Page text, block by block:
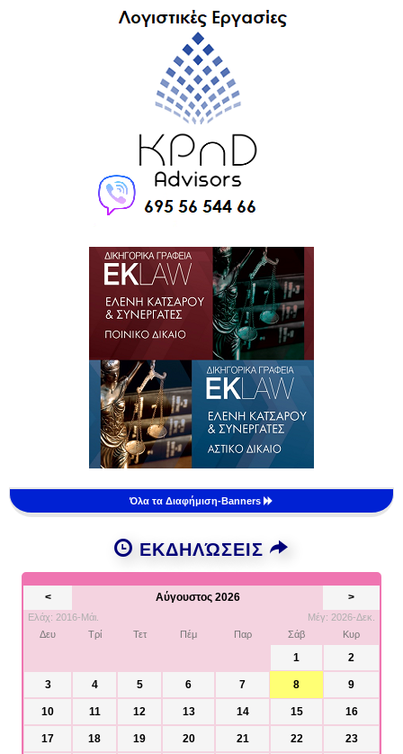
Όλα τα Διαφήμιση-Banners
ΕΚΔΗΛΏΣΕΙΣ
< Αύγουστος 2026 >
Ελάχ: 2016-Μάι.
Μέγ: 2026-Δεκ.
Δευ
Τρί Τετ Πέμ Παρ Σάβ Κυρ
1 2
3 4 5 6 7 8 9
10 11 12 13 14 15 16
17 18 19 20 21 22 23